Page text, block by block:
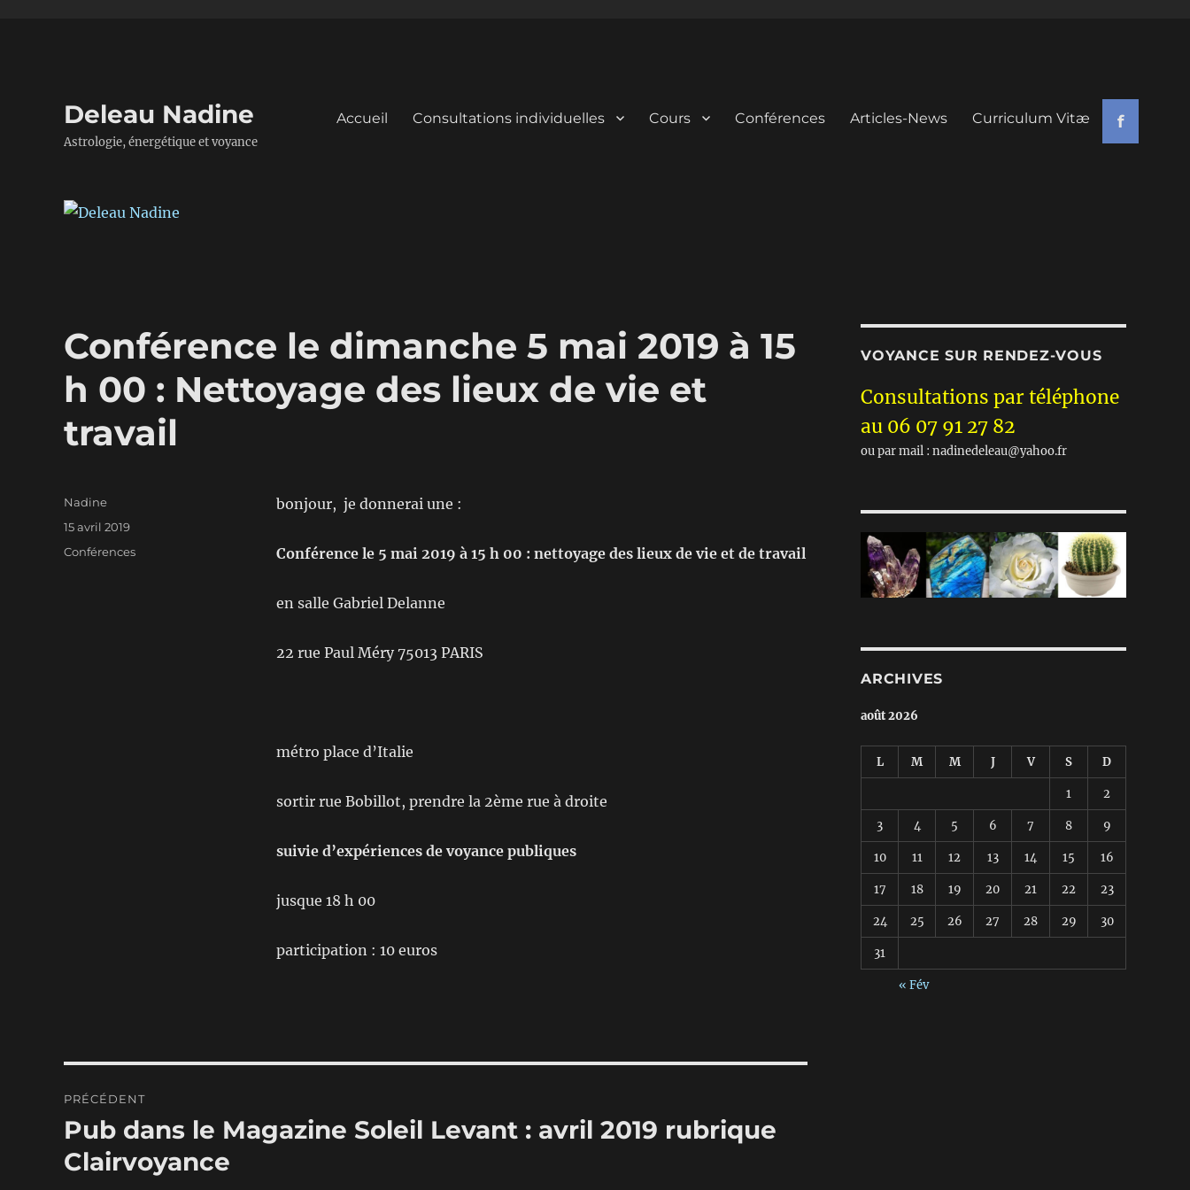
Deleau Nadine
Astrologie, énergétique et voyance
Accueil Consultations individuelles Cours Conférences Articles-News Curriculum Vitæ f
Conférence le dimanche 5 mai 2019 à 15
h 00 : Nettoyage des lieux de vie et
travail
bonjour, je donnerai une :
Conférence le 5 mai 2019 à 15 h 00 : nettoyage des lieux de vie et de travail
en salle Gabriel Delanne
22 rue Paul Méry 75013 PARIS
métro place d’Italie
sortir rue Bobillot, prendre la 2ème rue à droite
suivie d’expériences de voyance publiques
jusque 18 h 00
participation : 10 euros
Auteur
Nadine
Publié
le
15 avril 2019
Catégories
Conférences
de
l’article
PRÉCÉDENT
Publication
précédente :
Pub dans le Magazine Soleil Levant : avril 2019 rubrique
Clairvoyance
VOYANCE SUR RENDEZ-VOUS
Consultations par téléphone
au 06 07 91 27 82
ou par mail : nadinedeleau@yahoo.fr
ARCHIVES
août 2026
L M M J V S D
1 2
3 4 5 6 7 8 9
10 11 12 13 14 15 16
17 18 19 20 21 22 23
24 25 26 27 28 29 30
31
« Fév